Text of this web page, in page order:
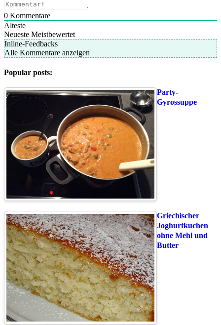
0 Kommentare
Älteste
Neueste Meistbewertet
Inline-Feedbacks
Alle Kommentare anzeigen
Popular posts:
Party-
Gyrossuppe
Griechischer
Joghurtkuchen
ohne Mehl und
Butter